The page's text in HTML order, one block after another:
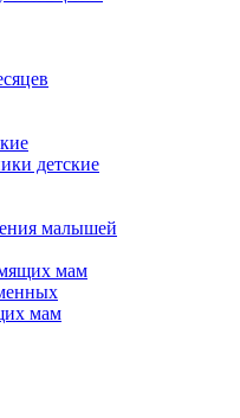
детские
малышей
мам
мам